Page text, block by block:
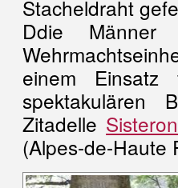
Stacheldraht
Ddie
einem
spektakulären
Zitadelle Sisteron
(Alpes-de-Haute